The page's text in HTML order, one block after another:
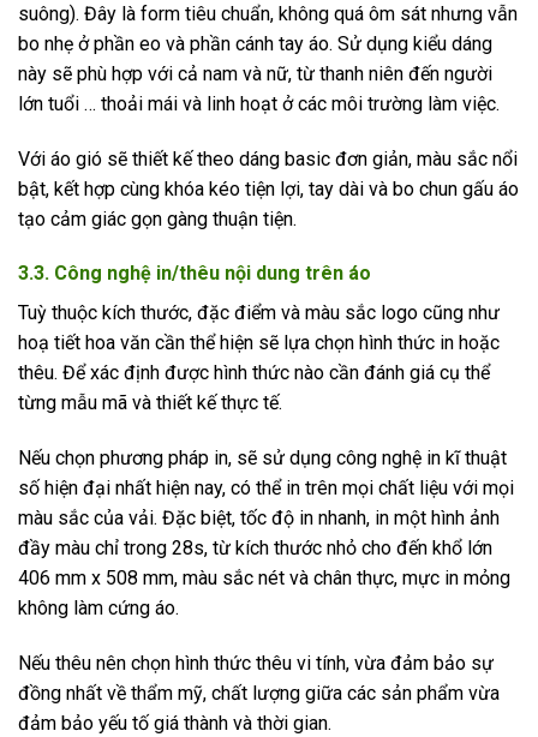
suông). Đây là form tiêu chuẩn, không quá ôm sát nhưng vẫn
bo nhẹ ở phần eo và phần cánh tay áo. Sử dụng kiểu dáng
này sẽ phù hợp với cả nam và nữ, từ thanh niên đến người
lớn tuổi … thoải mái và linh hoạt ở các môi trường làm việc.
Với áo gió sẽ thiết kế theo dáng basic đơn giản, màu sắc nổi
bật, kết hợp cùng khóa kéo tiện lợi, tay dài và bo chun gấu áo
tạo cảm giác gọn gàng thuận tiện.
3.3. Công nghệ in/thêu nội dung trên áo
Tuỳ thuộc kích thước, đặc điểm và màu sắc logo cũng như
hoạ tiết hoa văn cần thể hiện sẽ lựa chọn hình thức in hoặc
thêu. Để xác định được hình thức nào cần đánh giá cụ thể
từng mẫu mã và thiết kế thực tế.
Nếu chọn phương pháp in, sẽ sử dụng công nghệ in kĩ thuật
số hiện đại nhất hiện nay, có thể in trên mọi chất liệu với mọi
màu sắc của vải. Đặc biệt, tốc độ in nhanh, in một hình ảnh
đầy màu chỉ trong 28s, từ kích thước nhỏ cho đến khổ lớn
406 mm x 508 mm, màu sắc nét và chân thực, mực in mỏng
không làm cứng áo.
Nếu thêu nên chọn hình thức thêu vi tính, vừa đảm bảo sự
đồng nhất về thẩm mỹ, chất lượng giữa các sản phẩm vừa
đảm bảo yếu tố giá thành và thời gian.